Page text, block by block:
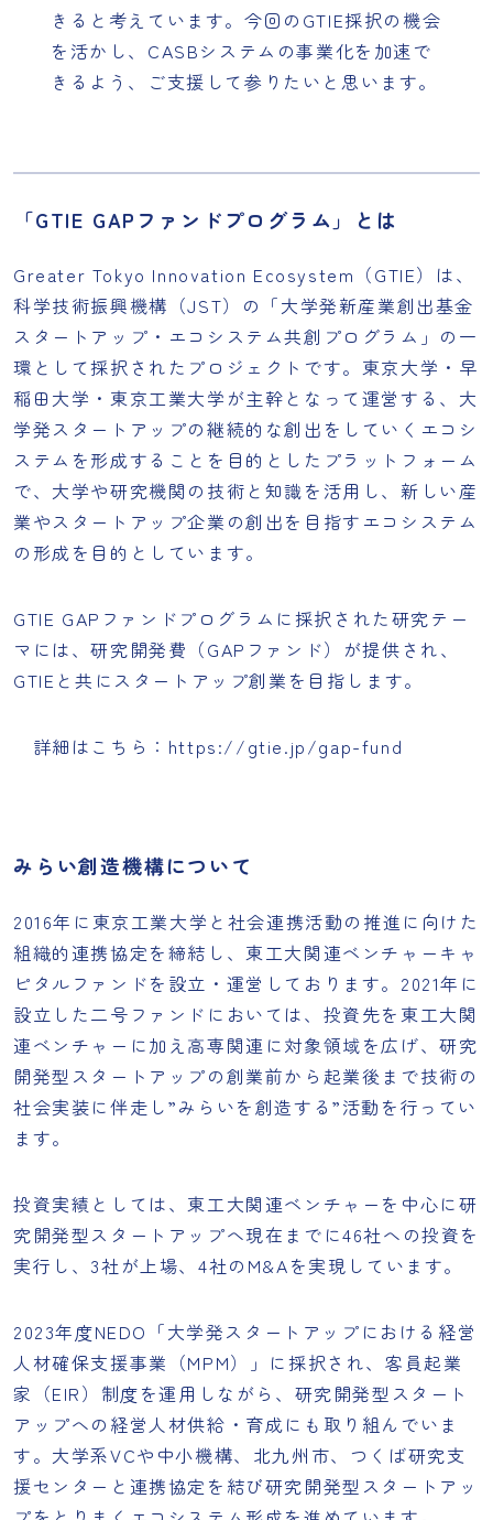
きると考えています。今回のGTIE採択の機会
を活かし、CASBシステムの事業化を加速で
きるよう、ご支援して参りたいと思います。
「GTIE GAPファンドプログラム」とは
Greater Tokyo Innovation Ecosystem（GTIE）は、
科学技術振興機構（JST）の「大学発新産業創出基金
スタートアップ・エコシステム共創プログラム」の一
環として採択されたプロジェクトです。東京大学・早
稲田大学・東京工業大学が主幹となって運営する、大
学発スタートアップの継続的な創出をしていくエコシ
ステムを形成することを目的としたプラットフォーム
で、大学や研究機関の技術と知識を活用し、新しい産
業やスタートアップ企業の創出を目指すエコシステム
の形成を目的としています。
GTIE GAPファンドプログラムに採択された研究テー
マには、研究開発費（GAPファンド）が提供され、
GTIEと共にスタートアップ創業を目指します。
詳細はこちら： https://gtie.jp/gap-fund
みらい創造機構について
2016年に東京工業大学と社会連携活動の推進に向けた
組織的連携協定を締結し、東工大関連ベンチャーキャ
ピタルファンドを設立・運営しております。2021年に
設立した二号ファンドにおいては、投資先を東工大関
連ベンチャーに加え高専関連に対象領域を広げ、研究
開発型スタートアップの創業前から起業後まで技術の
社会実装に伴走し”みらいを創造する”活動を行ってい
ます。
投資実績としては、東工大関連ベンチャーを中心に研
究開発型スタートアップへ現在までに46社への投資を
実行し、3社が上場、4社のM&Aを実現しています。
2023年度NEDO「大学発スタートアップにおける経営
人材確保支援事業（MPM）」に採択され、客員起業
家（EIR）制度を運用しながら、研究開発型スタート
アップへの経営人材供給・育成にも取り組んでいま
す。大学系VCや中小機構、北九州市、つくば研究支
援センターと連携協定を結び研究開発型スタートアッ